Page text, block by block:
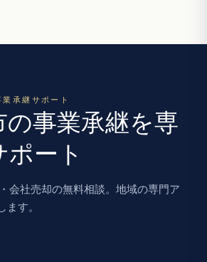
承継サポート
の事業承継を専
ポート
会社売却の無料相談。地域の専門ア
ます。